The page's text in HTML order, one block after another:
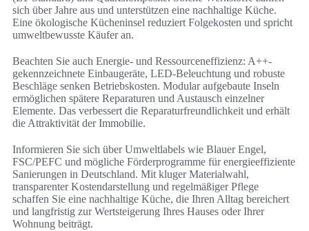
sich über Jahre aus und unterstützen eine nachhaltige Küche.
Eine ökologische Kücheninsel reduziert Folgekosten und spricht
umweltbewusste Käufer an.
Beachten Sie auch Energie- und Ressourceneffizienz: A++-
gekennzeichnete Einbaugeräte, LED-Beleuchtung und robuste
Beschläge senken Betriebskosten. Modular aufgebaute Inseln
ermöglichen spätere Reparaturen und Austausch einzelner
Elemente. Das verbessert die Reparaturfreundlichkeit und erhält
die Attraktivität der Immobilie.
Informieren Sie sich über Umweltlabels wie Blauer Engel,
FSC/PEFC und mögliche Förderprogramme für energieeffiziente
Sanierungen in Deutschland. Mit kluger Materialwahl,
transparenter Kostendarstellung und regelmäßiger Pflege
schaffen Sie eine nachhaltige Küche, die Ihren Alltag bereichert
und langfristig zur Wertsteigerung Ihres Hauses oder Ihrer
Wohnung beiträgt.